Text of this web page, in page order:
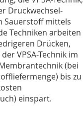
Druckwechsel-
Sauerstoff mittels
Techniken arbeiten
Drücken,
VPSA-Technik im
(bei
bis zu
einspart.